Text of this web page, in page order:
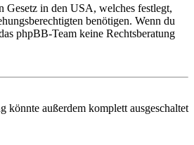
Gesetz in den USA, welches festlegt,
benötigen. Wenn du
phpBB-Team keine Rechtsberatung
könnte außerdem komplett ausgeschaltet